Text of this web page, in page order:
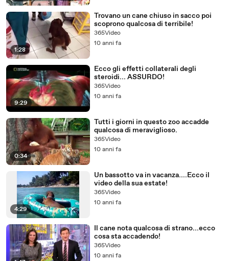
1:28
Trovano un cane chiuso in sacco poi
scoprono qualcosa di terribile!
365Video
10 anni fa
9:29
Ecco gli effetti collaterali degli
steroidi... ASSURDO!
365Video
10 anni fa
0:34
Tutti i giorni in questo zoo accadde
qualcosa di meraviglioso.
365Video
10 anni fa
4:29
Un bassotto va in vacanza....Ecco il
video della sua estate!
365Video
10 anni fa
Il cane nota qualcosa di strano...ecco
cosa sta accadendo!
365Video
10 anni fa